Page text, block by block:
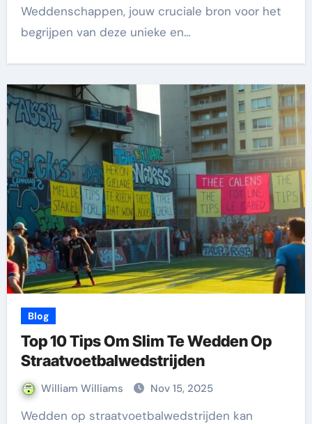
Weddenschappen, jouw cruciale bron voor het
begrijpen van deze unieke en…
Blog
Top 10 Tips Om Slim Te Wedden Op
Straatvoetbalwedstrijden
William Williams Nov 15, 2025
Wedden op straatvoetbalwedstrijden kan